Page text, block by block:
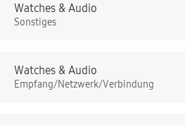
Watches & Audio
Sonstiges
Watches & Audio
Empfang/Netzwerk/Verbindung